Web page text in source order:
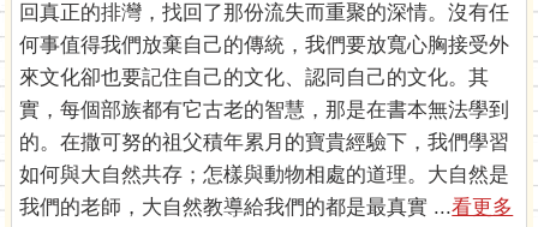
回真正的排灣，找回了那份流失而重聚的深情。沒有任
何事值得我們放棄自己的傳統，我們要放寬心胸接受外
來文化卻也要記住自己的文化、認同自己的文化。其
實，每個部族都有它古老的智慧，那是在書本無法學到
的。在撒可努的祖父積年累月的寶貴經驗下，我們學習
如何與大自然共存；怎樣與動物相處的道理。大自然是
我們的老師，大自然教導給我們的都是最真實 ...看更多